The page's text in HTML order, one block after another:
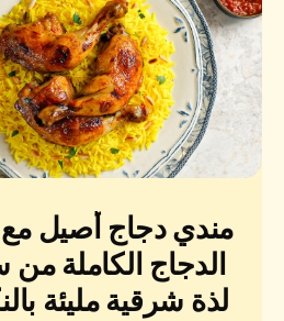
مندي دجاج أصيل مع
الدجاج الكاملة من
لذة شرقية مليئة